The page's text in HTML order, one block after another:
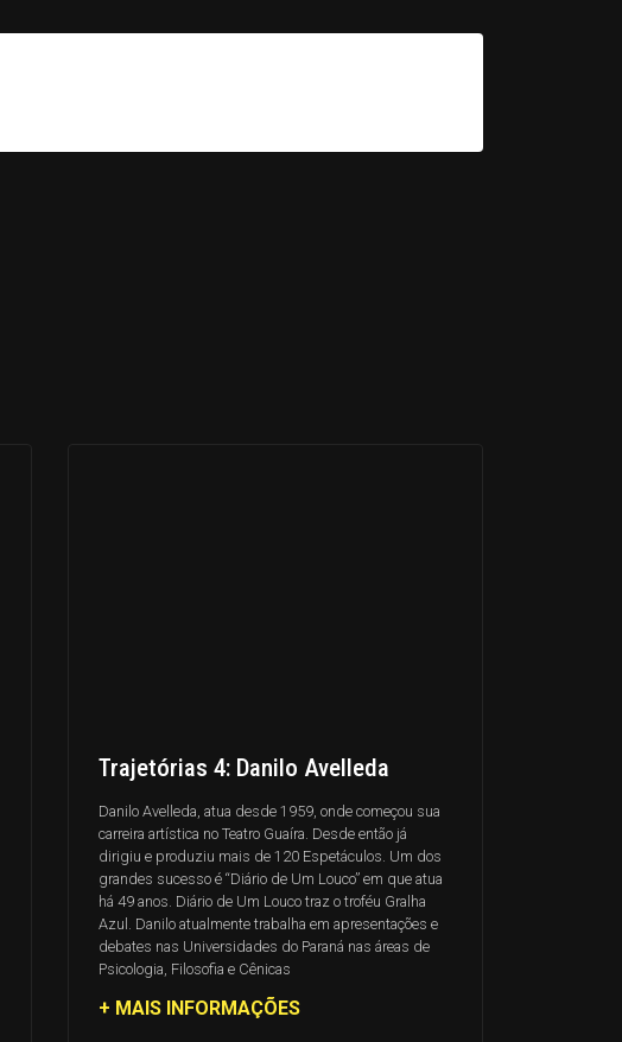
Trajetórias 4: Danilo Avelleda
Danilo Avelleda, atua desde 1959, onde começou sua
carreira artística no Teatro Guaíra. Desde então já
dirigiu e produziu mais de 120 Espetáculos. Um dos
grandes sucesso é “Diário de Um Louco” em que atua
há 49 anos. Diário de Um Louco traz o troféu Gralha
Azul. Danilo atualmente trabalha em apresentações e
debates nas Universidades do Paraná nas áreas de
Psicologia, Filosofia e Cênicas
+ MAIS INFORMAÇÕES